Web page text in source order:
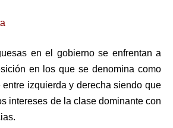
en el gobierno se enfrentan a
en los que se denomina como
entre izquierda y derecha siendo que
intereses de la clase dominante con